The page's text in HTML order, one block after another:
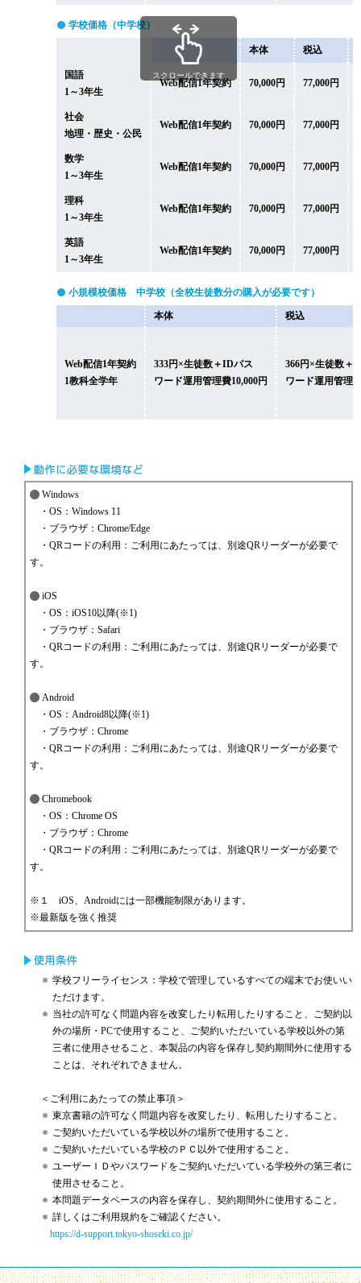
学校価格（中学校）
本体 税込
国語
1～3年生
Web配信1年契約 70,000円 77,000円
社会
地理・歴史・公民
Web配信1年契約 70,000円 77,000円
数学
1～3年生
Web配信1年契約 70,000円 77,000円
理科
1～3年生
Web配信1年契約 70,000円 77,000円
英語
1～3年生
Web配信1年契約 70,000円 77,000円
小規模校価格 中学校（全校生徒数分の購入が必要です）
本体 税込
Web配信1年契約
1教科全学年
333円×生徒数＋IDパス
ワード運用管理費10,000円
366円×生徒数＋
ワード運用管理
スクロールできます
Windows
・OS：Windows 11
・ブラウザ：Chrome/Edge
・QRコードの利用：ご利用にあたっては、別途QRリーダーが必要で
す。
iOS
・OS：iOS10以降(※1)
・ブラウザ：Safari
・QRコードの利用：ご利用にあたっては、別途QRリーダーが必要で
す。
Android
・OS：Android8以降(※1)
・ブラウザ：Chrome
・QRコードの利用：ご利用にあたっては、別途QRリーダーが必要で
す。
Chromebook
・OS：Chrome OS
・ブラウザ：Chrome
・QRコードの利用：ご利用にあたっては、別途QRリーダーが必要で
す。
※１ iOS、Androidには一部機能制限があります。
※最新版を強く推奨
学校フリーライセンス：学校で管理しているすべての端末でお使いい
ただけます。
当社の許可なく問題内容を改変したり転用したりすること、ご契約以
外の場所・PCで使用すること、ご契約いただいている学校以外の第
三者に使用させること、本製品の内容を保存し契約期間外に使用する
ことは、それぞれできません。
＜ご利用にあたっての禁止事項＞
東京書籍の許可なく問題内容を改変したり、転用したりすること。
ご契約いただいている学校以外の場所で使用すること。
ご契約いただいている学校のＰＣ以外で使用すること。
ユーザーＩＤやパスワードをご契約いただいている学校外の第三者に
使用させること。
本問題データベースの内容を保存し、契約期間外に使用すること。
詳しくはご利用規約をご確認ください。
https://d-support.tokyo-shoseki.co.jp/